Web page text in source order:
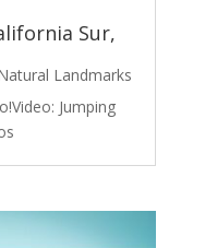
Sur,
Landmarks
Jumping